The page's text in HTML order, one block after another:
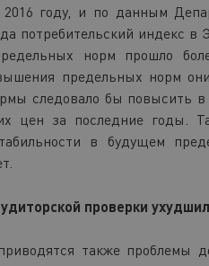
году, и по данным
потребительский индекс
норм прошло
предельных норм
следовало бы повысить
цен за последние годы.
в будущем
проверки
также проблемы